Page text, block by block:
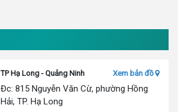
TP Hạ Long - Quảng Ninh Xem bản đồ
Đc: 815 Nguyễn Văn Cừ, phường Hồng
Hải, TP. Hạ Long